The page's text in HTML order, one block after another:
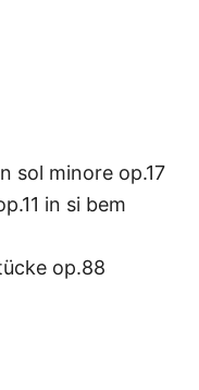
sol minore op.17
in si bem
op.88